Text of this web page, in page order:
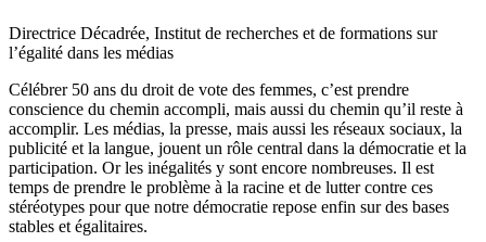
Directrice Décadrée, Institut de recherches et de formations sur
l’égalité dans les médias
Célébrer 50 ans du droit de vote des femmes, c’est prendre
conscience du chemin accompli, mais aussi du chemin qu’il reste à
accomplir. Les médias, la presse, mais aussi les réseaux sociaux, la
publicité et la langue, jouent un rôle central dans la démocratie et la
participation. Or les inégalités y sont encore nombreuses. Il est
temps de prendre le problème à la racine et de lutter contre ces
stéréotypes pour que notre démocratie repose enfin sur des bases
stables et égalitaires.